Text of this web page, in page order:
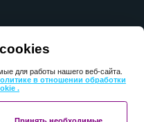
для работы нашего веб-сайта.
в отношении обработки
.
данных